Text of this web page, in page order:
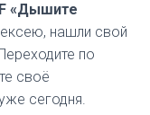
«Дышите
нашли свой
по
своё
сегодня.